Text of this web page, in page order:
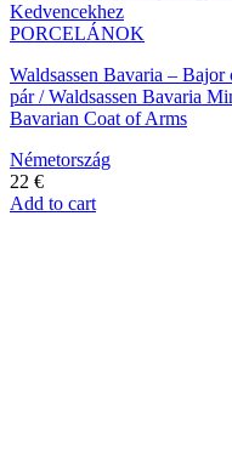
Kedvencekhez
PORCELÁNOK
Waldsassen Bavaria –
pár / Waldsassen Bavaria
Bavarian Coat of Arms
Németország
22 €
Add to cart